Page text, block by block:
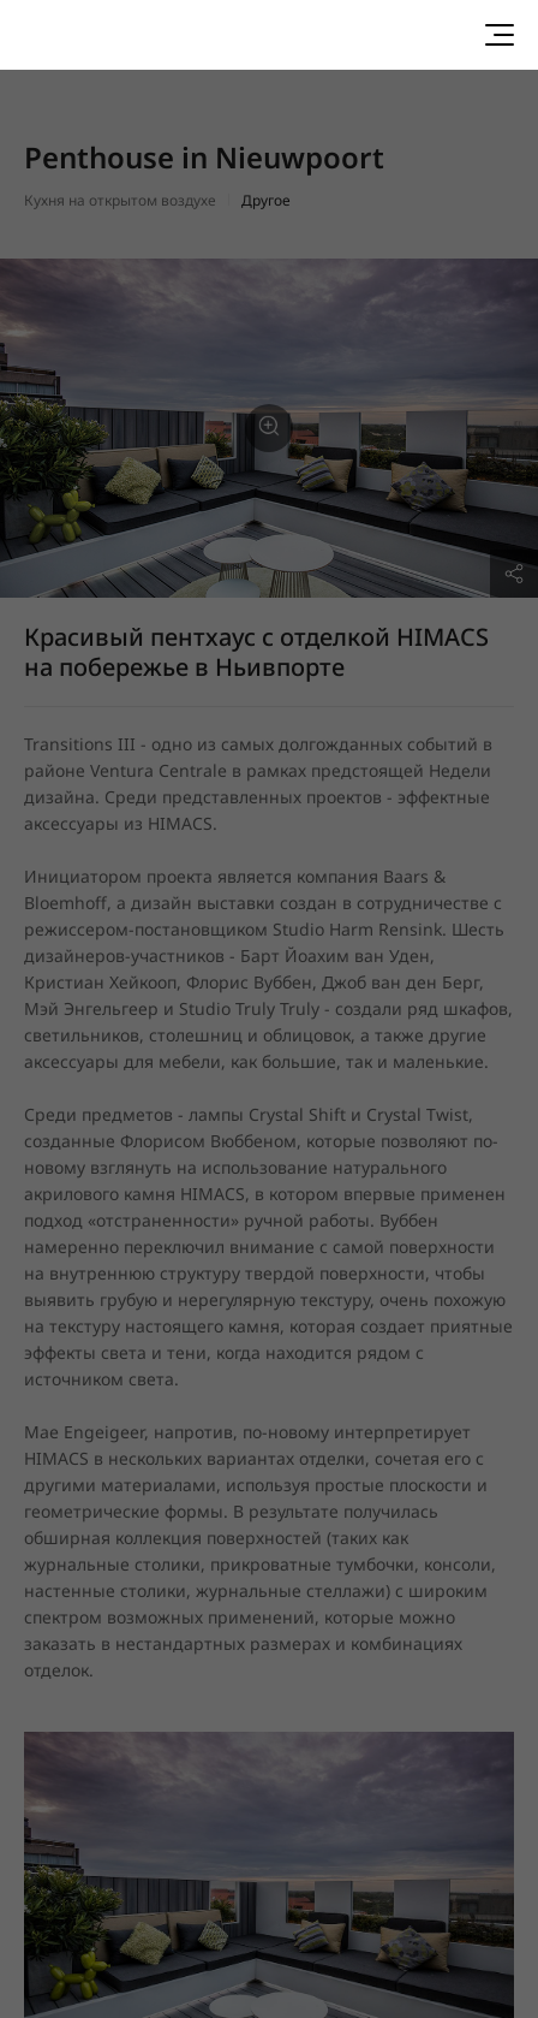
Penthouse in Nieuwpoort
Кухня на открытом воздухе Другое
Красивый пентхаус с отделкой HIMACS
на побережье в Ньивпорте
Transitions III - одно из самых долгожданных событий в
районе Ventura Centrale в рамках предстоящей Недели
дизайна. Среди представленных проектов - эффектные
аксессуары из HIMACS.
Инициатором проекта является компания Baars &
Bloemhoff, а дизайн выставки создан в сотрудничестве с
режиссером-постановщиком Studio Harm Rensink. Шесть
дизайнеров-участников - Барт Йоахим ван Уден,
Кристиан Хейкооп, Флорис Вуббен, Джоб ван ден Берг,
Мэй Энгельгеер и Studio Truly Truly - создали ряд шкафов,
светильников, столешниц и облицовок, а также другие
аксессуары для мебели, как большие, так и маленькие.
Среди предметов - лампы Crystal Shift и Crystal Twist,
созданные Флорисом Вюббеном, которые позволяют по-
новому взглянуть на использование натурального
акрилового камня HIMACS, в котором впервые применен
подход «отстраненности» ручной работы. Вуббен
намеренно переключил внимание с самой поверхности
на внутреннюю структуру твердой поверхности, чтобы
выявить грубую и нерегулярную текстуру, очень похожую
на текстуру настоящего камня, которая создает приятные
эффекты света и тени, когда находится рядом с
источником света.
Mae Engeigeer, напротив, по-новому интерпретирует
HIMACS в нескольких вариантах отделки, сочетая его с
другими материалами, используя простые плоскости и
геометрические формы. В результате получилась
обширная коллекция поверхностей (таких как
журнальные столики, прикроватные тумбочки, консоли,
настенные столики, журнальные стеллажи) с широким
спектром возможных применений, которые можно
заказать в нестандартных размерах и комбинациях
отделок.